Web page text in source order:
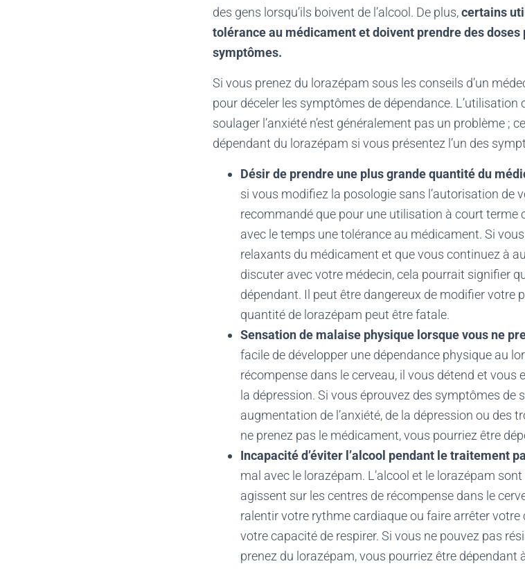
des gens lorsqu’ils boivent de l’alcool. De plus,certains
tolérance au médicament et doivent prendre des
symptômes.
Si vous prenez du lorazépam sous les conseils d’un
pour déceler les symptômes de dépendance.
soulager l’anxiété n’est généralement pas un problème ;
dépendant du lorazépam si vous présentez l’un des
Désir de prendre une plus grande quantité du
si vous modifiez la posologie sans l’autorisation de
recommandé que pour une utilisation à court terme
avec le temps une tolérance au médicament. Si
relaxants du médicament et que vous continuez à
discuter avec votre médecin, cela pourrait signifier
dépendant. Il peut être dangereux de modifier votre
quantité de lorazépam peut être fatale.
Sensation de malaise physique lorsque vous ne
facile de développer une dépendance physique au
récompense dans le cerveau, il vous détend et vous
la dépression. Si vous éprouvez des symptômes de
augmentation de l’anxiété, de la dépression ou des
ne prenez pas le médicament, vous pourriez être
Incapacité d’éviter l’alcool pendant le traitement
mal avec le lorazépam. L’alcool et le lorazépam
agissent sur les centres de récompense dans le
ralentir votre rythme cardiaque ou faire arrêter votre
votre capacité de respirer. Si vous ne pouvez pas
prenez du lorazépam, vous pourriez être dépendant